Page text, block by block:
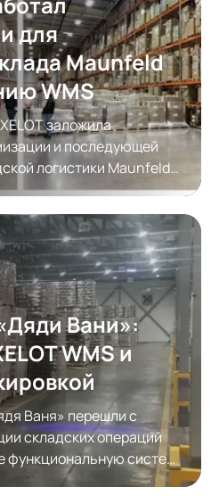
для
Maunfeld
WMS
заложила
и последующей
логистики Maunfeld
Вани»:
WMS и
Ваня» перешли с
складских операций
функциональную систему
логистики AXELOT